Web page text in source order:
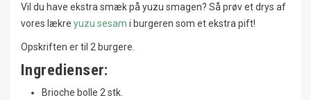
Vil du have ekstra smæk på yuzu smagen? Så prøv et drys af
vores lækre yuzu sesam i burgeren som et ekstra pift!
Opskriften er til 2 burgere.
Ingredienser:
Brioche bolle 2 stk.